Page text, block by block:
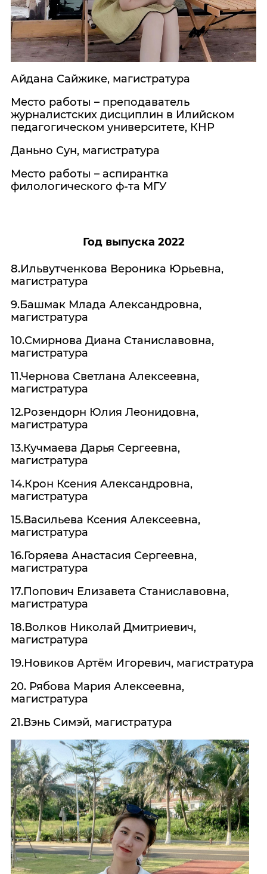
Айдана Сайжике, магистратура
Место работы – преподаватель
журналистских дисциплин в Илийском
педагогическом университете, КНР
Даньно Сун, магистратура
Место работы – аспирантка
филологического ф-та МГУ
Год выпуска 2022
8.Ильвутченкова Вероника Юрьевна,
магистратура
9.Башмак Млада Александровна,
магистратура
10.Смирнова Диана Станиславовна,
магистратура
11.Чернова Светлана Алексеевна,
магистратура
12.Розендорн Юлия Леонидовна,
магистратура
13.Кучмаева Дарья Сергеевна,
магистратура
14.Крон Ксения Александровна,
магистратура
15.Васильева Ксения Алексеевна,
магистратура
16.Горяева Анастасия Сергеевна,
магистратура
17.Попович Елизавета Станиславовна,
магистратура
18.Волков Николай Дмитриевич,
магистратура
19.Новиков Артём Игоревич, магистратура
20. Рябова Мария Алексеевна,
магистратура
21.Вэнь Симэй, магистратура